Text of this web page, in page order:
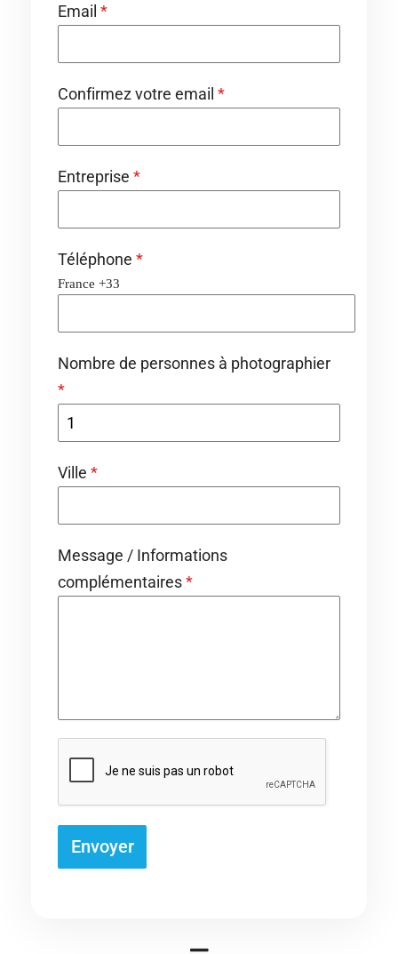
Email *
Confirmez votre email *
Entreprise *
Téléphone *
France +33
Nombre de personnes à photographier
*
Ville *
Message / Informations
complémentaires*
Envoyer